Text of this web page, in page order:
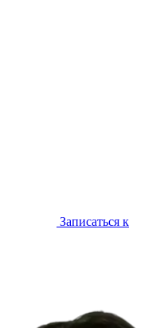
Записаться к